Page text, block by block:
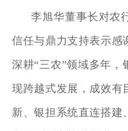
李旭华董事长对农
信任与鼎力支持表示感
深耕“三农”领域多年，
现跨越式发展，成效有
新、银担系统直连搭建